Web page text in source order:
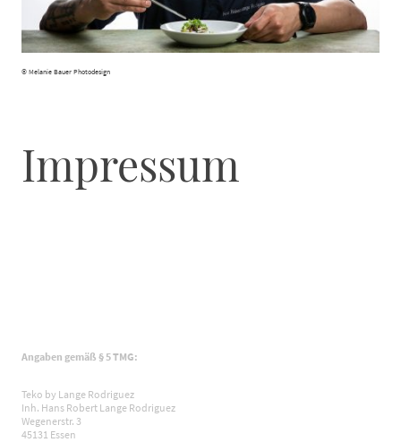
© Melanie Bauer Photodesign
Impressum
Angaben gemäß § 5 TMG:
Teko by Lange Rodriguez
Inh. Hans Robert Lange Rodriguez
Wegenerstr. 3
45131 Essen